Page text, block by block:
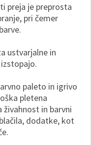
preja je preprosta
pri čemer
ustvarjalne in
paleto in igrivo
pletena
živahnost in barvni
dodatke, kot